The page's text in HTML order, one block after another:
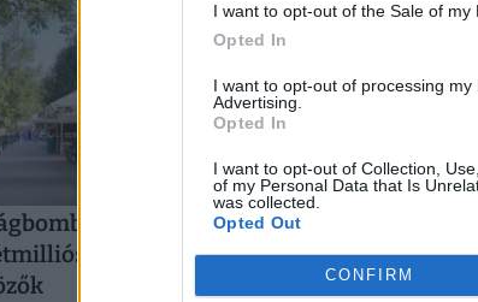
I want to opt-out of the Sale of my
Opted In
I want to opt-out of processing
Advertising.
Opted In
I want to opt-out of Collection,
of my Personal Data that Is
was collected.
Opted Out
CONFIRM
a
büntetést is
Újabb legendás
a magyar Duna-
történelmi lelet: